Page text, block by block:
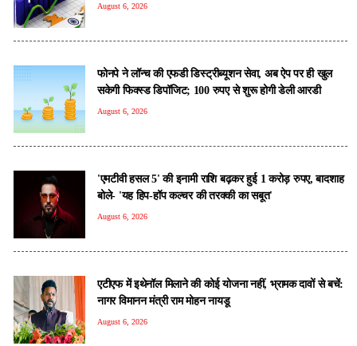
August 6, 2026
फोनपे ने लॉन्च की एफडी डिस्ट्रीब्यूशन सेवा, अब ऐप पर ही खुल
सकेगी फिक्स्ड डिपॉजिट; 100 रुपए से शुरू होगी डेली आरडी
August 6, 2026
'एमटीवी हसल 5' की इनामी राशि बढ़कर हुई 1 करोड़ रुपए, बादशाह
बोले- 'यह हिप-हॉप कल्चर की तरक्की का सबूत'
August 6, 2026
एटीएफ में इथेनॉल मिलाने की कोई योजना नहीं, भ्रामक दावों से बचें:
नागर विमानन मंत्री राम मोहन नायडू
August 6, 2026